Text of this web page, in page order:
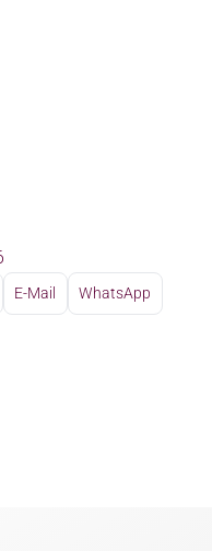
E-Mail WhatsApp